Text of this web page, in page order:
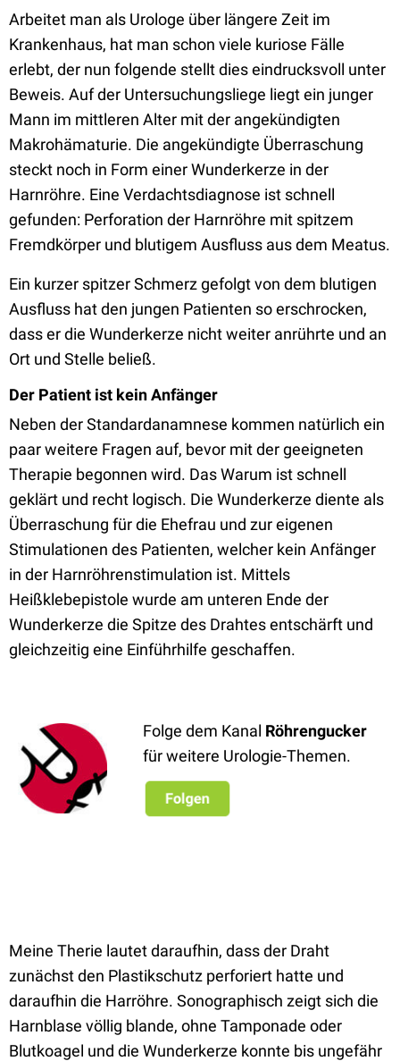
Arbeitet man als Urologe über längere Zeit im
Krankenhaus, hat man schon viele kuriose Fälle
erlebt, der nun folgende stellt dies eindrucksvoll unter
Beweis. Auf der Untersuchungsliege liegt ein junger
Mann im mittleren Alter mit der angekündigten
Makrohämaturie. Die angekündigte Überraschung
steckt noch in Form einer Wunderkerze in der
Harnröhre. Eine Verdachtsdiagnose ist schnell
gefunden: Perforation der Harnröhre mit spitzem
Fremdkörper und blutigem Ausfluss aus dem Meatus.
Ein kurzer spitzer Schmerz gefolgt von dem blutigen
Ausfluss hat den jungen Patienten so erschrocken,
dass er die Wunderkerze nicht weiter anrührte und an
Ort und Stelle beließ.
Der Patient ist kein Anfänger
Neben der Standardanamnese kommen natürlich ein
paar weitere Fragen auf, bevor mit der geeigneten
Therapie begonnen wird. Das Warum ist schnell
geklärt und recht logisch. Die Wunderkerze diente als
Überraschung für die Ehefrau und zur eigenen
Stimulationen des Patienten, welcher kein Anfänger
in der Harnröhrenstimulation ist. Mittels
Heißklebepistole wurde am unteren Ende der
Wunderkerze die Spitze des Drahtes entschärft und
gleichzeitig eine Einführhilfe geschaffen.
Folge dem Kanal Röhrengucker
für weitere Urologie-Themen.
Meine Therie lautet daraufhin, dass der Draht
zunächst den Plastikschutz perforiert hatte und
daraufhin die Harröhre. Sonographisch zeigt sich die
Harnblase völlig blande, ohne Tamponade oder
Blutkoagel und die Wunderkerze konnte bis ungefähr